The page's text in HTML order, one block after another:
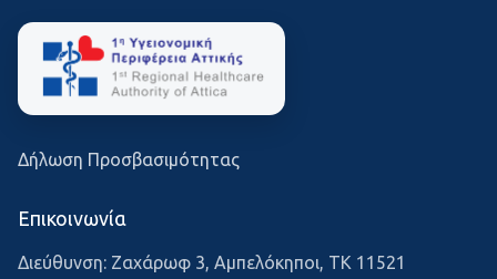
Δήλωση Προσβασιμότητας
Επικοινωνία
Διεύθυνση: Ζαχάρωφ 3, Αμπελόκηποι, ΤΚ 11521